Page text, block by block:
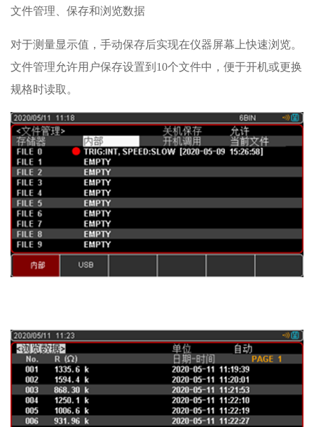
文件管理、保存和浏览数据
对于测量显示值，手动保存后实现在仪器屏幕上快速浏览。
文件管理允许用户保存设置到10个文件中，便于开机或更换
规格时读取。